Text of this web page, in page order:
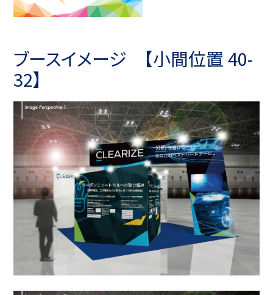
ブースイメージ 【小間位置 40-
32】